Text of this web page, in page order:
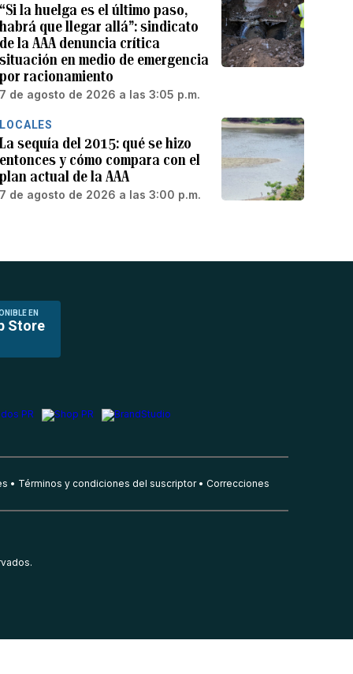
“Si la huelga es el último paso,
habrá que llegar allá”: sindicato
de la AAA denuncia crítica
situación en medio de emergencia
por racionamiento
7 de agosto de 2026 a las 3:05 p.m.
LOCALES
La sequía del 2015: qué se hizo
entonces y cómo compara con el
plan actual de la AAA
7 de agosto de 2026 a las 3:00 p.m.
EN
Store
Términos y condiciones del suscriptor Correcciones